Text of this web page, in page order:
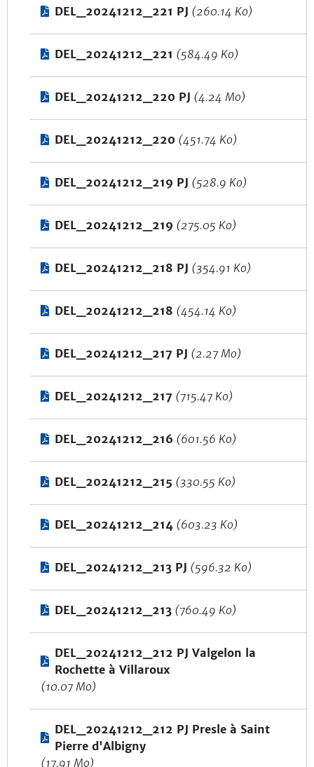
DEL_20241212_221 PJ (260.14 Ko)
DEL_20241212_221 (584.49 Ko)
DEL_20241212_220 PJ (4.24 Mo)
DEL_20241212_220 (451.74 Ko)
DEL_20241212_219 PJ (528.9 Ko)
DEL_20241212_219 (275.05 Ko)
DEL_20241212_218 PJ (354.91 Ko)
DEL_20241212_218 (454.14 Ko)
DEL_20241212_217 PJ (2.27 Mo)
DEL_20241212_217 (715.47 Ko)
DEL_20241212_216 (601.56 Ko)
DEL_20241212_215 (330.55 Ko)
DEL_20241212_214 (603.23 Ko)
DEL_20241212_213 PJ (596.32 Ko)
DEL_20241212_213 (760.49 Ko)
DEL_20241212_212 PJ Valgelon la
Rochette à Villaroux
(10.07 Mo)
DEL_20241212_212 PJ Presle à Saint
Pierre d'Albigny
(17.91 Mo)